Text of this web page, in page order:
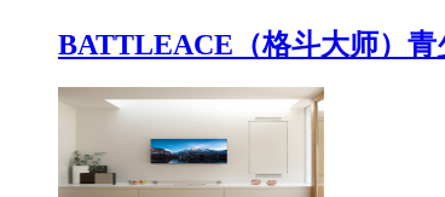
BATTLEACE（格斗大师）